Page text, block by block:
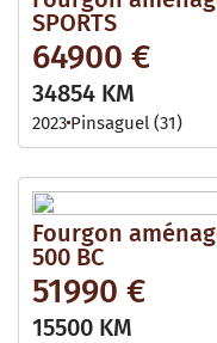
SPORTS
64900 €
34854 KM
2023 Pinsaguel (31)
Fourgon
500 BC
51990 €
15500 KM